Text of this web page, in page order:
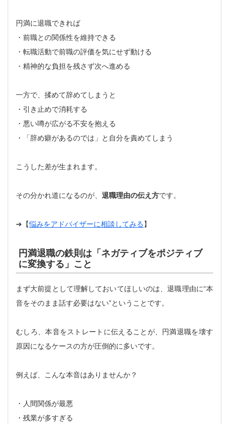
円満に退職できれば
・前職との関係性を維持できる
・転職活動で前職の評価を気にせず動ける
・精神的な負担を残さず次へ進める
一方で、揉めて辞めてしまうと
・引き止めで消耗する
・悪い噂が広がる不安を抱える
・「辞め癖があるのでは」と自分を責めてしまう
こうした差が生まれます。
その分かれ道になるのが、 退職理由の伝え方です。
➔【悩みをアドバイザーに相談してみる】
円満退職の鉄則は「ネガティブをポジティブ
に変換する」こと
まず大前提として理解しておいてほしいのは、退職理由に“本
音をそのまま話す必要はない”ということです。
むしろ、本音をストレートに伝えることが、円満退職を壊す
原因になるケースの方が圧倒的に多いです。
例えば、こんな本音はありませんか？
・人間関係が最悪
・残業が多すぎる